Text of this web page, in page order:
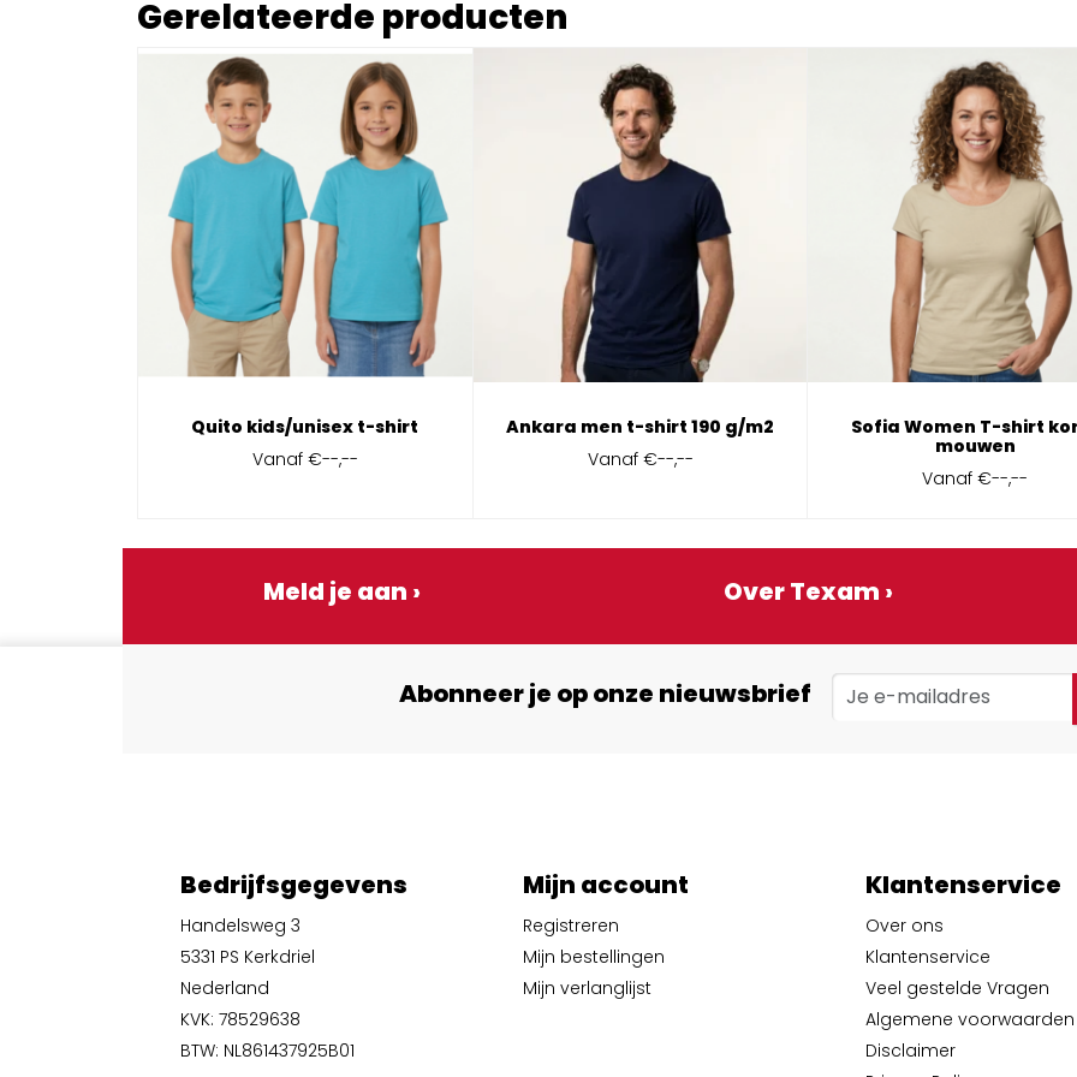
Gerelateerde producten
Quito kids/unisex t-shirt
Vanaf €--,--
Ankara men t-shirt 190 g/m2
Vanaf €--,--
Sofia Women T-shirt
mouwen
Vanaf€--,--
Meld je aan › Over Texam ›
Abonneer je op onze nieuwsbrief
Bedrijfsgegevens
Handelsweg 3
5331 PS Kerkdriel
Nederland
KVK: 78529638
BTW: NL861437925B01
Mijn account
Registreren
Mijn bestellingen
Mijn verlanglijst
Klantenservice
Over ons
Klantenservice
Veel gestelde Vragen
Algemene voorwaarden
Disclaimer